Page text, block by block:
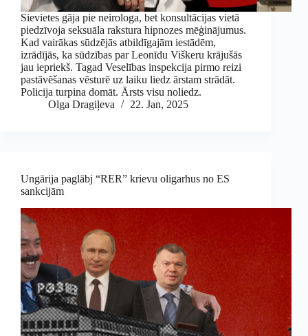
Sievietes gāja pie neirologa, bet konsultācijas vietā
piedzīvoja seksuāla rakstura hipnozes mēģinājumus.
Kad vairākas sūdzējās atbildīgajām iestādēm,
izrādījās, ka sūdzības par Leonīdu Viškeru krājušās
jau iepriekš. Tagad Veselības inspekcija pirmo reizi
pastāvēšanas vēsturē uz laiku liedz ārstam strādāt.
Policija turpina domāt. Ārsts visu noliedz.
Olga Dragiļeva
22. Jan, 2025
Ungārija paglābj “RER” krievu oligarhus no ES
sankcijām